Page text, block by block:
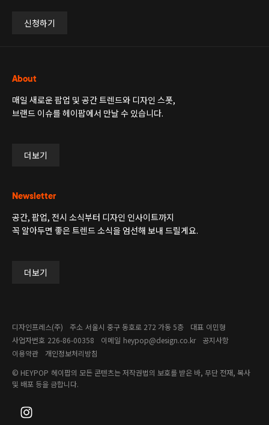
신청하기
About
매일 새로운 팝업 및 공간 트렌드와 디자인 스폿,
브랜드 이슈를 헤이팝에서 만날 수 있습니다.
더보기
Newsletter
공간, 팝업, 전시 소식부터 디자인 인사이트까지
꼭 알아두면 좋은 트렌드 소식을 엄선해 보내 드릴게요.
더보기
디자인프레스(주) 주소 서울시 중구 동호로 272 가동 5층 대표 이민형
사업자번호 226-86-00358​ 이메일 heypop@design.co.kr
공지사항
이용약관
개인정보처리방침
© HEYPOP 헤이팝의 모든 콘텐츠는 저작권법의 보호를 받은 바, 무단 전재, 복사
및 배포 등을 금합니다.